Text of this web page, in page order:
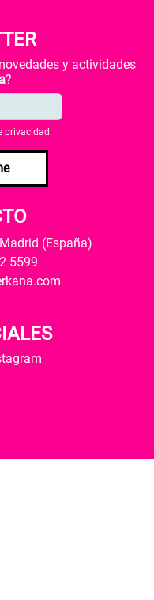
y actividades
?
privacidad .
(España)
5599